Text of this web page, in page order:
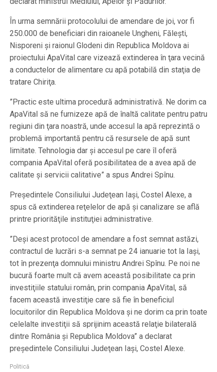
În urma semnării protocolului de amendare de joi, vor fi
250.000 de beneficiari din raioanele Ungheni, Făleşti,
Nisporeni şi raionul Glodeni din Republica Moldova ai
proiectului ApaVital care vizează extinderea în ţara vecină
a conductelor de alimentare cu apă potabilă din staţia de
tratare Chiriţa.
”Practic este ultima procedură administrativă. Ne dorim ca
ApaVital să ne furnizeze apă de înaltă calitate pentru patru
regiuni din ţara noastră, unde accesul la apă reprezintă o
problemă importantă pentru că resursele de apă sunt
limitate. Tehnologia dar şi accesul pe care îl oferă
compania ApaVital oferă posibilitatea de a avea apă de
calitate şi servicii calitative” a spus Andrei Spînu.
Preşedintele Consiliului Judeţean Iaşi, Costel Alexe, a
spus că extinderea reţelelor de apă şi canalizare se află
printre priorităţile instituţiei administrative.
”Deşi acest protocol de amendare a fost semnat astăzi,
contractul de lucrări s-a semnat pe 24 ianuarie tot la Iaşi,
tot în prezenţa domnului ministru Andrei Spînu. Pe noi ne
bucură foarte mult că avem această posibilitate ca prin
investiţiile statului român, prin compania ApaVital, să
facem această investiţie care să fie în beneficiul
locuitorilor din Republica Moldova şi ne dorim ca prin toate
celelalte investiţii să sprijinim această relaţie bilaterală
dintre România şi Republica Moldova” a declarat
preşedintele Consiliului Judeţean Iaşi, Costel Alexe.
Politică